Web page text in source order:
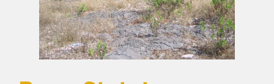
MAMMA
BENE COMPAGNONE
BENE D'ALESSANDRO -
CENTRO RESIDENZIALE E
CENTRO DIURNO
VISITA LA GALLERY